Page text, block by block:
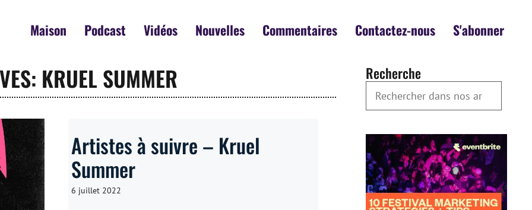
Maison Podcast Vidéos Nouvelles Commentaires Contactez-nous S'abonner
KRUEL SUMMER
Artistes à suivre – Kruel
Summer
6 juillet 2022
Recherche
Rechercher dans nos archives